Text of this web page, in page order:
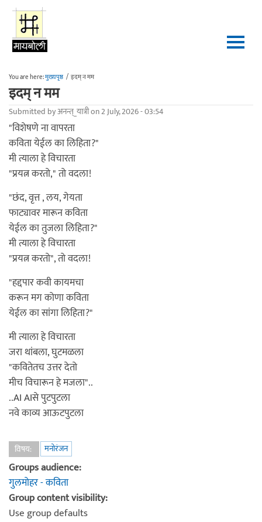
Skip to main content
You are here:मुख्यपृष्ठ / इदम् न मम
इदम् न मम
Submitted byअनन्त्_यात्रीon 2 July, 2026 - 03:54
"विशेषणे ना वापरता
कविता येईल का लिहिता?"
मी त्याला हे विचारता
"प्रयत्न करतो," तो वदला!
"छंद, वृत्त , लय, गेयता
फाट्यावर मारून कविता
येईल का तुजला लिहिता?"
मी त्याला हे विचारता
"प्रयत्न करतो", तो वदला!
"हद्दपार कवी कायमचा
करून मग कोणा कविता
येईल का सांगा लिहिता?"
मी त्याला हे विचारता
जरा थांबला, घुटमळला
"कवितेतच उत्तर देतो
मीच विचारून हे मजला"..
..AI AIसे पुटपुटला
नवे काव्य आऊटपुटला
विषय: मनोरंजन
Groups audience:
गुलमोहर - कविता
Group content visibility:
Use group defaults